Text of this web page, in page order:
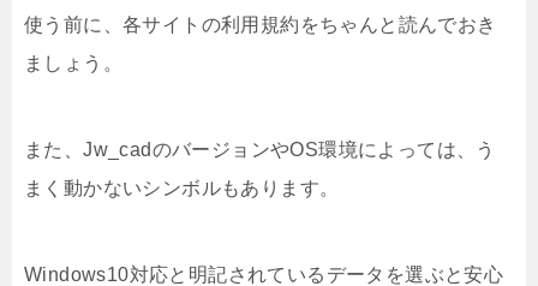
使う前に、各サイトの利用規約をちゃんと読んでおき
ましょう。
また、Jw_cadのバージョンやOS環境によっては、う
まく動かないシンボルもあります。
Windows10対応と明記されているデータを選ぶと安心